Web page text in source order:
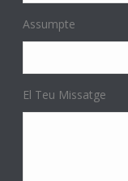
Assumpte
El Teu Missatge